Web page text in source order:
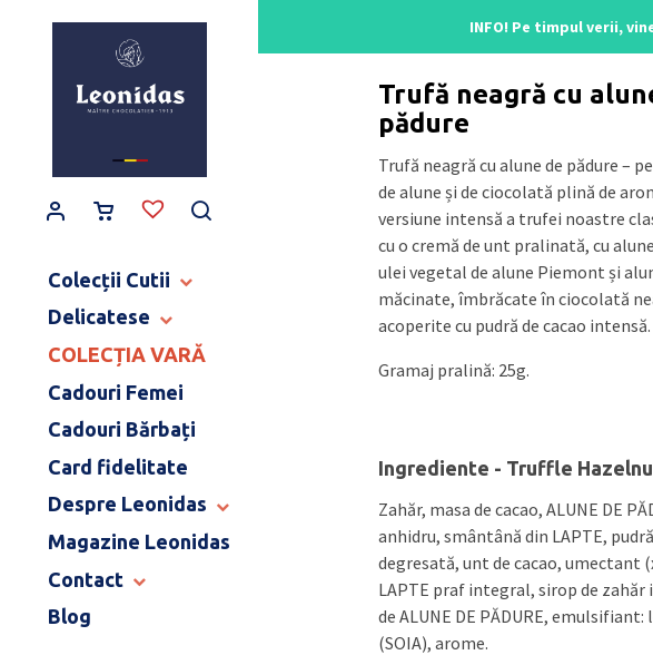
INFO! Pe timpul verii,
Main Navigation
Colecții Cutii
CUTII BALLOTINS
CUTII ART NOUVEAU
CUTII BIJOUX & LOVE
CUTII MOMENT CACAO
COLECȚIE CERAMICĂ
END OF SCHOOL
Delicatese
TABLETE ȘI BATOANE
DULCEAȚĂ ȘI SPECIALITĂȚI
CAFEA ȘI CEAI
BĂUTURI FINE
COLECȚIA VARĂ
Cadouri Femei
Cadouri Bărbați
Card fidelitate
Despre Leonidas
POVESTEA LEONIDAS
CATALOG PAȘTE 2026
Magazine Leonidas
Contact
MAGAZINE LEONIDAS
Blog
Trufă neagră cu
pădure
Trufă neagră cu alune de pădure –
de alune și de ciocolată plină de
versiune intensă a trufei noastre
cu o cremă de unt pralinată, cu
ulei vegetal de alune Piemont și
măcinate, îmbrăcate în ciocolată
acoperite cu pudră de cacao intensă.
Gramaj pralină: 25g.
Ingrediente - Truffle
Zahăr, masa de cacao, ALUNE DE
anhidru, smântână din LAPTE,
degresată, unt de cacao, umectant
LAPTE praf integral, sirop de
de ALUNE DE PĂDURE,
(SOIA), arome.